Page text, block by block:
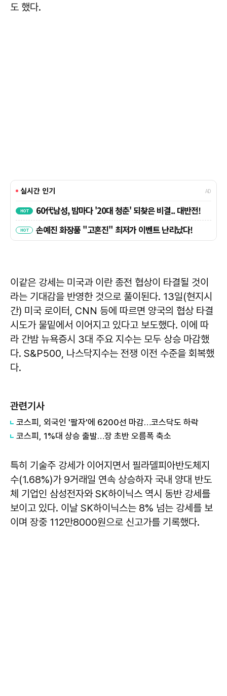
도 했다.
이같은 강세는 미국과 이란 종전 협상이 타결될 것이
라는 기대감을 반영한 것으로 풀이된다. 13일(현지시
간) 미국 로이터, CNN 등에 따르면 양국의 협상 타결
시도가 물밑에서 이어지고 있다고 보도했다. 이에 따
라 간밤 뉴욕증시 3대 주요 지수는 모두 상승 마감했
다. S&P500, 나스닥지수는 전쟁 이전 수준을 회복했
다.
관련기사
코스피, 외국인 '팔자'에 6200선 마감…코스닥도 하락
코스피, 1%대 상승 출발…장 초반 오름폭 축소
특히 기술주 강세가 이어지면서 필라델피아반도체지
수(1.68%)가 9거래일 연속 상승하자 국내 양대 반도
체 기업인 삼성전자와 SK하이닉스 역시 동반 강세를
보이고 있다. 이날 SK하이닉스는 8% 넘는 강세를 보
이며 장중 112만8000원으로 신고가를 기록했다.